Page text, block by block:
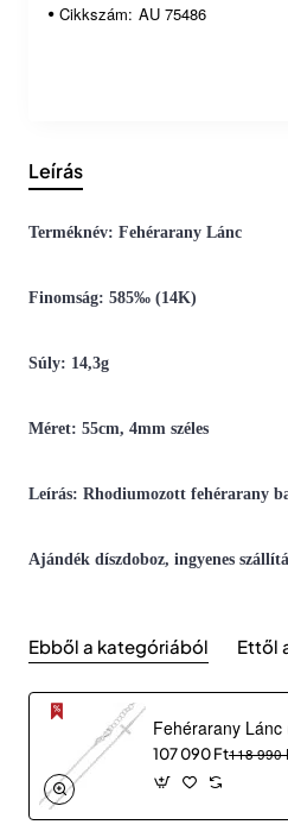
Cikkszám: AU 75486
Leírás
Terméknév: Fehérarany Lánc
Finomság: 585‰ (14K)
Súly: 14,3g
Méret: 55cm, 4mm széles
Leírás: Rhodiumozott fehérarany
Ajándék díszdoboz, ingyenes
Ebből a kategóriából Ettől
107 090 Ft118 990